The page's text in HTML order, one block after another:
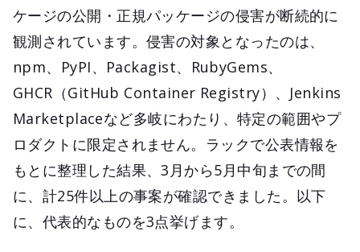
ケージの公開・正規パッケージの侵害が断続的に
観測されています。侵害の対象となったのは、
npm、PyPI、Packagist、RubyGems、
GHCR（GitHub Container Registry）、Jenkins
Marketplaceなど多岐にわたり、特定の範囲やプ
ロダクトに限定されません。ラックで公表情報を
もとに整理した結果、3月から5月中旬までの間
に、計25件以上の事案が確認できました。以下
に、代表的なものを3点挙げます。